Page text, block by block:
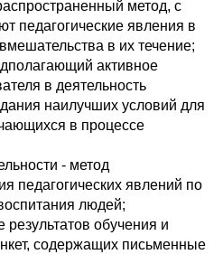
метод, с
педагогические явления в
в их течение;
активное
в деятельность
наилучших условий для
в процессе
- метод
педагогических явлений по
людей;
результатов обучения и
содержащих письменные